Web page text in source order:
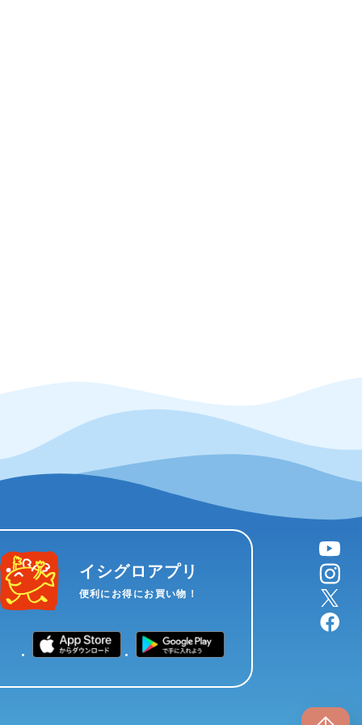
イシグロアプリ
便利にお得にお買い物！
YouTube
instagram
X
facebook